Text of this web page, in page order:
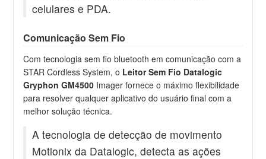
celulares e PDA.
Comunicação Sem Fio
Com tecnologia sem fio bluetooth em comunicação com a
STAR Cordless System, o Leitor Sem Fio Datalogic
Gryphon GM4500 Imager fornece o máximo flexibilidade
para resolver qualquer aplicativo do usuário final com a
melhor solução técnica.
A tecnologia de detecção de movimento
Motionix da Datalogic, detecta as ações